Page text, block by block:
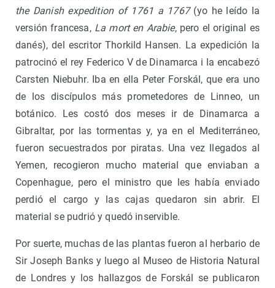
the Danish expedition of 1761 a 1767(yo he leído la
versión francesa, La mort en Arabie, pero el original es
danés), del escritor Thorkild Hansen. La expedición la
patrocinó el rey Federico V de Dinamarca i la encabezó
Carsten Niebuhr. Iba en ella Peter Forskál, que era uno
de los discípulos más prometedores de Linneo, un
botánico. Les costó dos meses ir de Dinamarca a
Gibraltar, por las tormentas y, ya en el Mediterráneo,
fueron secuestrados por piratas. Una vez llegados al
Yemen, recogieron mucho material que enviaban a
Copenhague, pero el ministro que les había enviado
perdió el cargo y las cajas quedaron sin abrir. El
material se pudrió y quedó inservible.
Por suerte, muchas de las plantas fueron al herbario de
Sir Joseph Banks y luego al Museo de Historia Natural
de Londres y los hallazgos de Forskál se publicaron